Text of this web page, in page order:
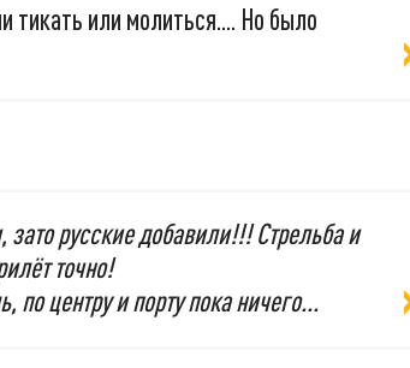
тикать или молиться.... Но было
русские добавили!!! Стрельба и
точно!
центру и порту пока ничего...